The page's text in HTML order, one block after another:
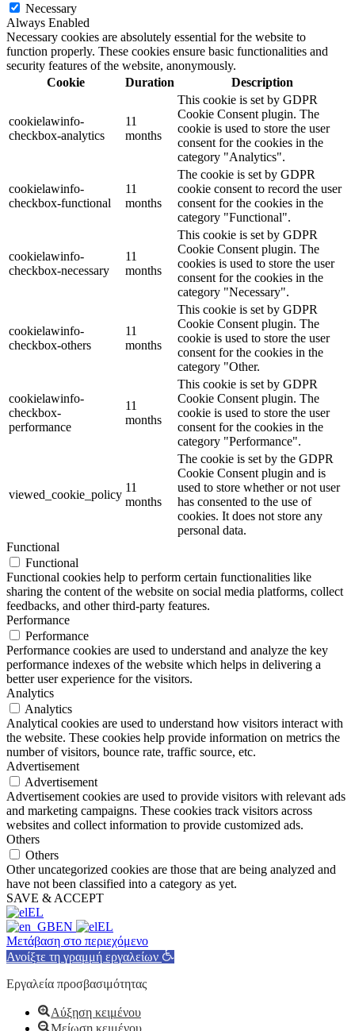
Necessary
Always Enabled
Necessary cookies are absolutely essential for the website to
function properly. These cookies ensure basic functionalities and
security features of the website, anonymously.
Cookie
Duration Description
cookielawinfo-
checkbox-analytics
11
months
This cookie is set by GDPR
Cookie Consent plugin. The
cookie is used to store the user
consent for the cookies in the
category "Analytics".
cookielawinfo-
checkbox-functional
11
months
The cookie is set by GDPR
cookie consent to record the user
consent for the cookies in the
category "Functional".
cookielawinfo-
checkbox-necessary
11
months
This cookie is set by GDPR
Cookie Consent plugin. The
cookies is used to store the user
consent for the cookies in the
category "Necessary".
cookielawinfo-
checkbox-others
11
months
This cookie is set by GDPR
Cookie Consent plugin. The
cookie is used to store the user
consent for the cookies in the
category "Other.
cookielawinfo-
checkbox-
performance
11
months
This cookie is set by GDPR
Cookie Consent plugin. The
cookie is used to store the user
consent for the cookies in the
category "Performance".
viewed_cookie_policy
11
months
The cookie is set by the GDPR
Cookie Consent plugin and is
used to store whether or not user
has consented to the use of
cookies. It does not store any
personal data.
Functional
Functional
Functional cookies help to perform certain functionalities like
sharing the content of the website on social media platforms, collect
feedbacks, and other third-party features.
Performance
Performance
Performance cookies are used to understand and analyze the key
performance indexes of the website which helps in delivering a
better user experience for the visitors.
Analytics
Analytics
Analytical cookies are used to understand how visitors interact with
the website. These cookies help provide information on metrics the
number of visitors, bounce rate, traffic source, etc.
Advertisement
Advertisement
Advertisement cookies are used to provide visitors with relevant ads
and marketing campaigns. These cookies track visitors across
websites and collect information to provide customized ads.
Others
Others
Other uncategorized cookies are those that are being analyzed and
have not been classified into a category as yet.
SAVE & ACCEPT
EL
EN
EL
Μετάβαση στο περιεχόμενο
Ανοίξτε τη γραμμή εργαλείων
Εργαλεία προσβασιμότητας
Αύξηση κειμένου
Μείωση κειμένου